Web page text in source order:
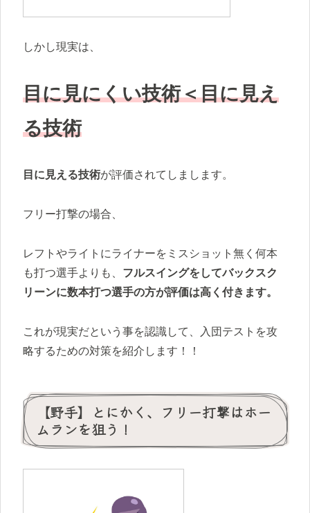
しかし現実は、
目に見にくい技術＜目に見え
る技術
目に見える技術が評価されてしまします。
フリー打撃の場合、
レフトやライトにライナーをミスショット無く何本
も打つ選手よりも、 フルスイングをしてバックスク
リーンに数本打つ選手の方が評価は高く付きます。
これが現実だという事を認識して、入団テストを攻
略するための対策を紹介します！！
【野手】とにかく、フリー打撃はホー
ムランを狙う！